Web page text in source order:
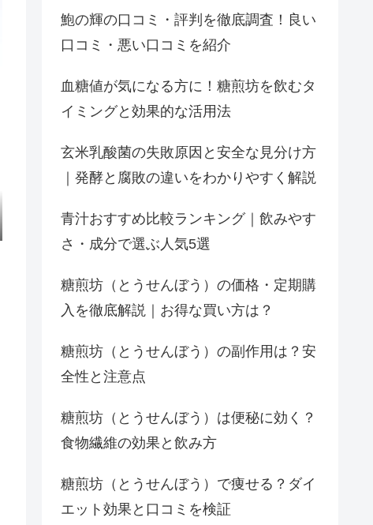
鮑の輝の口コミ・評判を徹底調査！良い
口コミ・悪い口コミを紹介
血糖値が気になる方に！糖煎坊を飲むタ
イミングと効果的な活用法
玄米乳酸菌の失敗原因と安全な見分け方
｜発酵と腐敗の違いをわかりやすく解説
青汁おすすめ比較ランキング｜飲みやす
さ・成分で選ぶ人気5選
糖煎坊（とうせんぼう）の価格・定期購
入を徹底解説｜お得な買い方は？
糖煎坊（とうせんぼう）の副作用は？安
全性と注意点
糖煎坊（とうせんぼう）は便秘に効く？
食物繊維の効果と飲み方
糖煎坊（とうせんぼう）で痩せる？ダイ
エット効果と口コミを検証